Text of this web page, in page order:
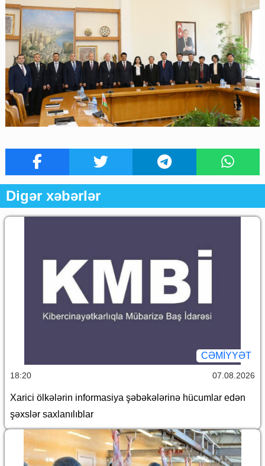
Digər xəbərlər
CƏMİYYƏT
18:20 07.08.2026
Xarici ölkələrin informasiya şəbəkələrinə hücumlar edən
şəxslər saxlanılıblar